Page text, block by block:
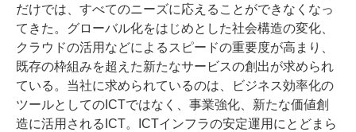
だけでは、すべてのニーズに応えることができなくなっ
てきた。グローバル化をはじめとした社会構造の変化、
クラウドの活用などによるスピードの重要度が高まり、
既存の枠組みを超えた新たなサービスの創出が求められ
ている。当社に求められているのは、ビジネス効率化の
ツールとしてのICTではなく、事業強化、新たな価値創
造に活用されるICT。ICTインフラの安定運用にとどまら